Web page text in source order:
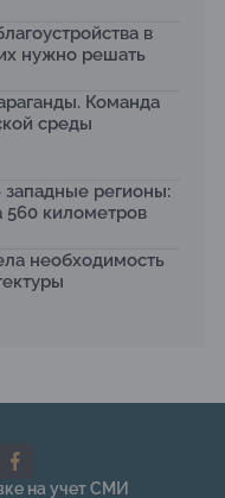
вторую жизнь
шесть
озер после
в
нужно решать
Команда
среды
западные регионы:
560 километров
необходимость
на учет СМИ